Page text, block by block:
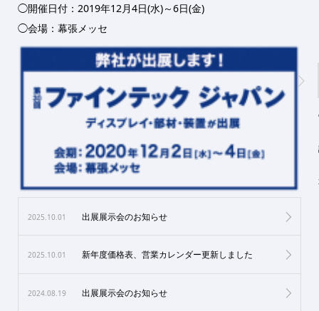
◯開催日付：2019年12月4日(水)～6日(金)
◯会場：幕張メッセ
2025.10.01 出展展示会のお知らせ
2025.10.01 新年度価格表、営業カレンダー更新しました
2024.08.19 出展展示会のお知らせ